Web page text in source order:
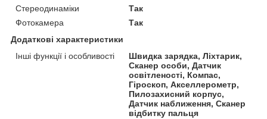
Стереодинаміки
Так
Фотокамера
Так
Додаткові характеристики
Інші функції і особливості
Швидка зарядка, Ліхтарик,
Сканер особи, Датчик
освітленості, Компас,
Гіроскоп, Акселлерометр,
Пилозахисний корпус,
Датчик наближення, Сканер
відбитку пальця